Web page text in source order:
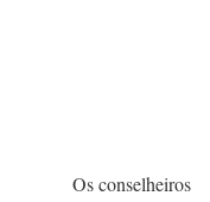
Os conselheiros